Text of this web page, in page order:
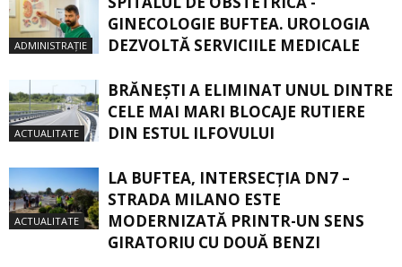
ADMINISTRAȚIE
GINECOLOGIE BUFTEA. UROLOGIA
DEZVOLTĂ SERVICIILE MEDICALE
ACTUALITATE
BRĂNEȘTI A ELIMINAT UNUL DINTRE
CELE MAI MARI BLOCAJE RUTIERE
DIN ESTUL ILFOVULUI
ACTUALITATE
LA BUFTEA, INTERSECŢIA DN7 –
STRADA MILANO ESTE
MODERNIZATĂ PRINTR-UN SENS
GIRATORIU CU DOUĂ BENZI